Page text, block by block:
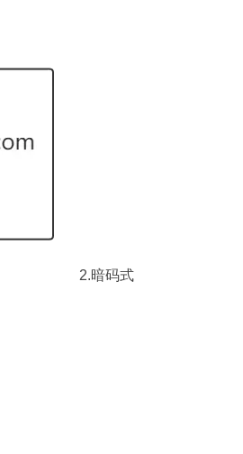
2.暗码式